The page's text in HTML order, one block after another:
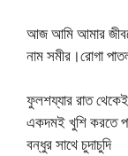
আজ আমি আমার
নাম সমীর।রোগা
ফুলশয্যার রাত
একদমই খুশি করতে
বন্ধুর সাথে চুদাচুদি